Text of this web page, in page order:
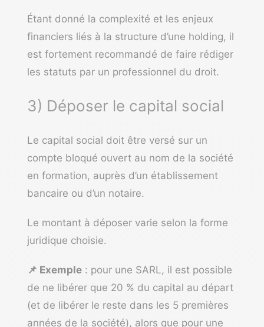
Étant donné la complexité et les enjeux
financiers liés à la structure d’une holding, il
est fortement recommandé de faire rédiger
les statuts par un professionnel du droit.
3) Déposer le capital social
Le capital social doit être versé sur un
compte bloqué ouvert au nom de la société
en formation, auprès d’un établissement
bancaire ou d’un notaire.
Le montant à déposer varie selon la forme
juridique choisie.
📌 Exemple : pour une SARL, il est possible
de ne libérer que 20 % du capital au départ
(et de libérer le reste dans les 5 premières
années de la société), alors que pour une